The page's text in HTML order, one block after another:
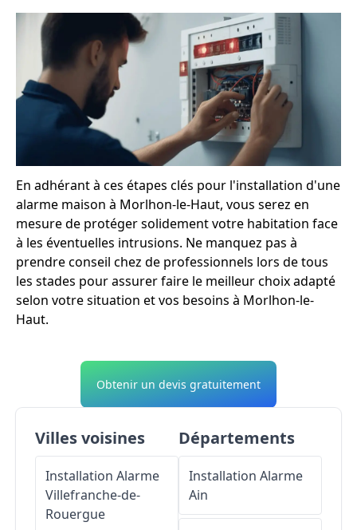
En adhérant à ces étapes clés pour l'installation d'une
alarme maison à Morlhon-le-Haut, vous serez en
mesure de protéger solidement votre habitation face
à les éventuelles intrusions. Ne manquez pas à
prendre conseil chez de professionnels lors de tous
les stades pour assurer faire le meilleur choix adapté
selon votre situation et vos besoins à Morlhon-le-
Haut.
Obtenir un devis gratuitement
Villes voisines
Installation Alarme
Villefranche-de-
Rouergue
Départements
Installation Alarme
Ain